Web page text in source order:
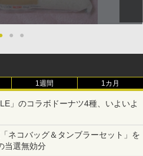
● ●
1週間 1カ月
」のコラボドーナツ4種、いよいよ
ネコバッグ＆タンブラーセット」を
当選無効分